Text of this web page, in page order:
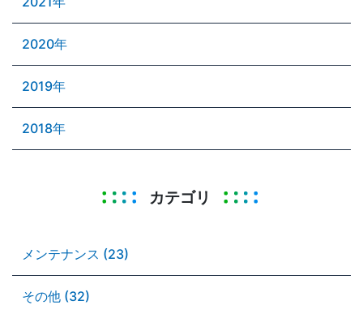
2020年
2019年
2018年
カテゴリ
メンテナンス (23)
その他 (32)